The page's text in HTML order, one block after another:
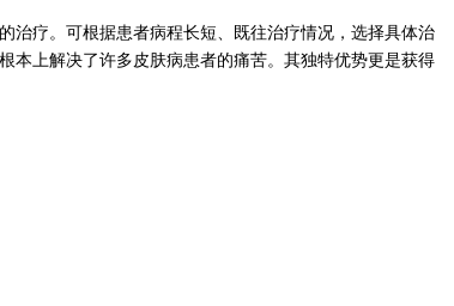
治疗。可根据患者病程长短、既往治疗情况，选择具体治
本上解决了许多皮肤病患者的痛苦。其独特优势更是获得